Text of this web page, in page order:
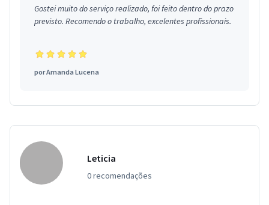
Gostei muito do serviço realizado, foi feito dentro do prazo
previsto. Recomendo o trabalho, excelentes profissionais.
porAmanda Lucena
Leticia
0 recomendações